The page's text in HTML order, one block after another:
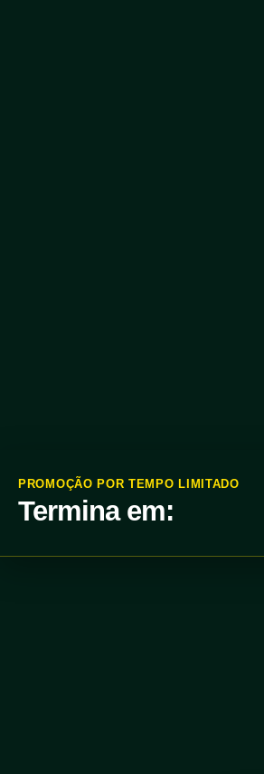
PROMOÇÃO POR TEMPO LIMITADO
Termina em: